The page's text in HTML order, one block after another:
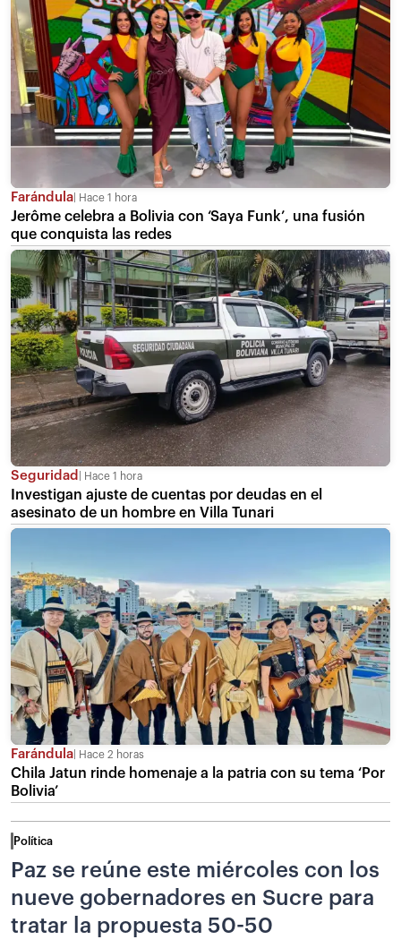
Farándula Hace 1 hora
Jerôme celebra a Bolivia con ‘Saya Funk’, una fusión
que conquista las redes
Seguridad Hace 1 hora
Investigan ajuste de cuentas por deudas en el
asesinato de un hombre en Villa Tunari
Farándula Hace 2 horas
Chila Jatun rinde homenaje a la patria con su tema ‘Por
Bolivia’
Política
Paz se reúne este miércoles con los
nueve gobernadores en Sucre para
tratar la propuesta 50-50